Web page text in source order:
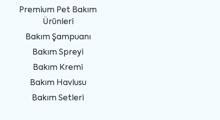
Premium Pet Bakım
Ürünleri
Bakım Şampuanı
Bakım Spreyi
Bakım Kremi
Bakım Havlusu
Bakım Setleri